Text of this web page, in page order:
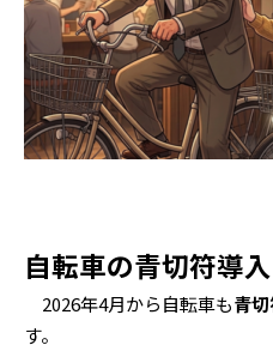
自転車の青切符導
2026年4月から自転車も青
す。